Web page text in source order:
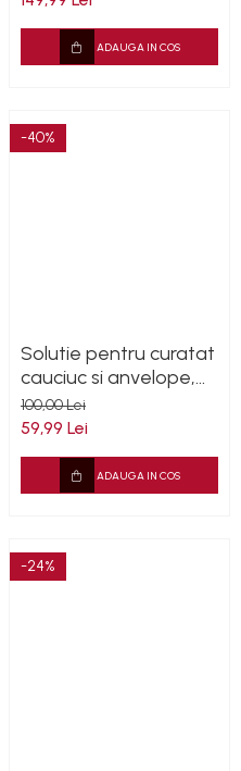
ADAUGA IN COS
-40%
Solutie pentru curatat
cauciuc si anvelope,
Cleantech 1L
100,00 Lei
59,99 Lei
ADAUGA IN COS
-24%